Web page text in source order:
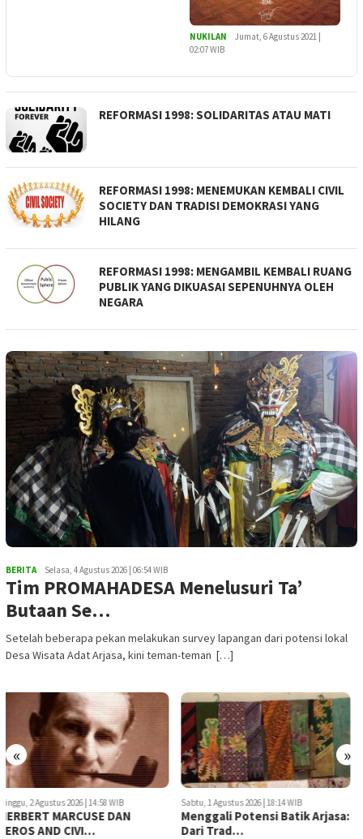
NUKILAN
Jumat, 6 Agustus 2021 |
02:07 WIB
REFORMASI 1998: SOLIDARITAS ATAU MATI
REFORMASI 1998: MENEMUKAN KEMBALI CIVIL
SOCIETY DAN TRADISI DEMOKRASI YANG
HILANG
REFORMASI 1998: MENGAMBIL KEMBALI RUANG
PUBLIK YANG DIKUASAI SEPENUHNYA OLEH
NEGARA
BERITA Selasa, 4 Agustus 2026 | 06:54 WIB
Tim PROMAHADESA Menelusuri Ta’
Butaan Se…
Setelah beberapa pekan melakukan survey lapangan dari potensi lokal
Desa Wisata Adat Arjasa, kini teman-teman […]
« »
Sabtu, 1 Agustus 2026 | 18:14 WIB
Menggali Potensi Batik Arjasa:
Dari Trad…
Sabtu, 1 Agustus 2026 | 16:17 WIB
HERBERT MARCUSE DAN
“EROS AND CIVI…